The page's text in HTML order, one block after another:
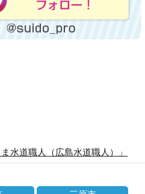
水道職人（広島水道職人）」